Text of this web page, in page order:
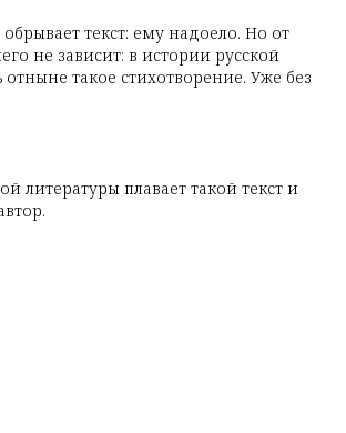
текст: ему надоело. Но от
не зависит: в истории русской
отныне такое стихотворение. Уже без
литературы плавает такой текст и